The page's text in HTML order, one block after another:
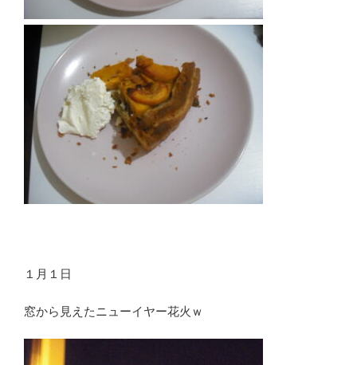
１月１日
窓から見えたニューイヤー花火ｗ